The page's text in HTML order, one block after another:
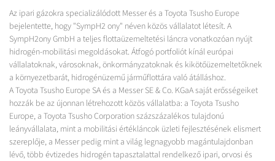
Az ipari gázokra specializálódott Messer és a Toyota Tsusho Europe
bejelentette, hogy "SympH2 ony" néven közös vállalatot létesít. A
SympH2ony GmbH a teljes flottaüzemeltetési láncra vonatkozóan nyújt
hidrogén-mobilitási megoldásokat. Átfogó portfoliót kínál európai
vállalatoknak, városoknak, önkormányzatoknak és kikötőüzemeltetőknek
a környezetbarát, hidrogénüzemű járműflottára való átálláshoz.
A Toyota Tsusho Europe SA és a Messer SE & Co. KGaA saját erősségeiket
hozzák be az újonnan létrehozott közös vállalatba: a Toyota Tsusho
Europe, a Toyota Tsusho Corporation százszázalékos tulajdonú
leányvállalata, mint a mobilitási értékláncok üzleti fejlesztésének elismert
szereplője, a Messer pedig mint a világ legnagyobb magántulajdonban
lévő, több évtizedes hidrogén tapasztalattal rendelkező ipari, orvosi és